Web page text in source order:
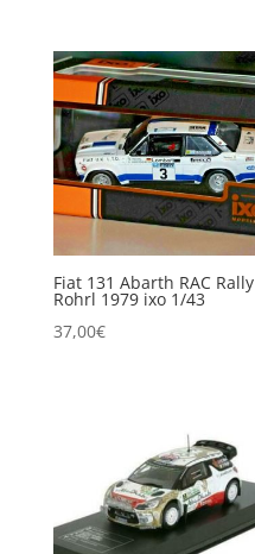
Fiat 131 Abarth RAC Rally
Rohrl 1979 ixo 1/43
37,00€